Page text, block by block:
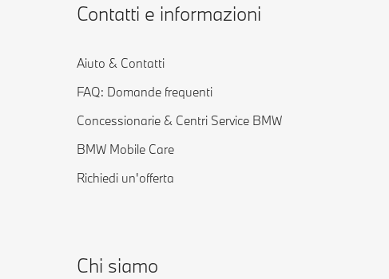
Contatti e informazioni
Aiuto & Contatti
FAQ: Domande frequenti
Concessionarie & Centri Service BMW
BMW Mobile Care
Richiedi un'offerta
Chi siamo